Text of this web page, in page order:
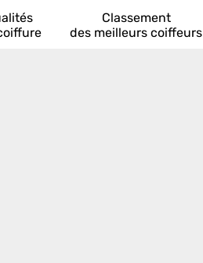
Classement
des meilleurs coiffeurs